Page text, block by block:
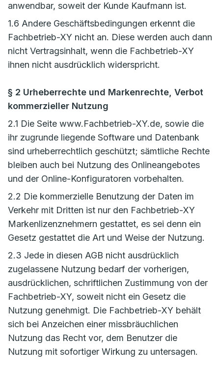
anwendbar, soweit der Kunde Kaufmann ist.
1.6 Andere Geschäftsbedingungen erkennt die
Fachbetrieb-XY nicht an. Diese werden auch dann
nicht Vertragsinhalt, wenn die Fachbetrieb-XY
ihnen nicht ausdrücklich widerspricht.
§ 2 Urheberrechte und Markenrechte, Verbot
kommerzieller Nutzung
2.1 Die Seite www.Fachbetrieb-XY.de, sowie die
ihr zugrunde liegende Software und Datenbank
sind urheberrechtlich geschützt; sämtliche Rechte
bleiben auch bei Nutzung des Onlineangebotes
und der Online-Konfiguratoren vorbehalten.
2.2 Die kommerzielle Benutzung der Daten im
Verkehr mit Dritten ist nur den Fachbetrieb-XY
Markenlizenznehmern gestattet, es sei denn ein
Gesetz gestattet die Art und Weise der Nutzung.
2.3 Jede in diesen AGB nicht ausdrücklich
zugelassene Nutzung bedarf der vorherigen,
ausdrücklichen, schriftlichen Zustimmung von der
Fachbetrieb-XY, soweit nicht ein Gesetz die
Nutzung genehmigt. Die Fachbetrieb-XY behält
sich bei Anzeichen einer missbräuchlichen
Nutzung das Recht vor, dem Benutzer die
Nutzung mit sofortiger Wirkung zu untersagen.